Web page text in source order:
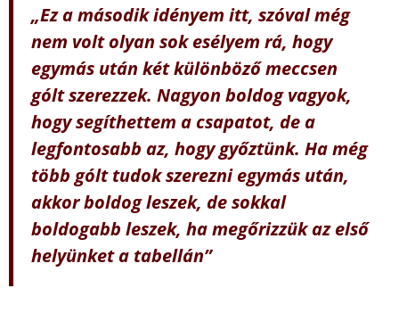
„Ez a második idényem itt, szóval még
nem volt olyan sok esélyem rá, hogy
egymás után két különböző meccsen
gólt szerezzek. Nagyon boldog vagyok,
hogy segíthettem a csapatot, de a
legfontosabb az, hogy győztünk. Ha még
több gólt tudok szerezni egymás után,
akkor boldog leszek, de sokkal
boldogabb leszek, ha megőrizzük az első
helyünket a tabellán”